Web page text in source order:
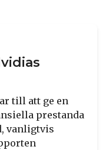
till att ge en
prestanda
vanligtvis